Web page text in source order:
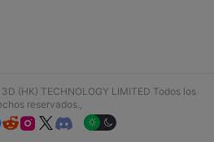
(HK) TECHNOLOGY LIMITED Todos los
reservados.,
  